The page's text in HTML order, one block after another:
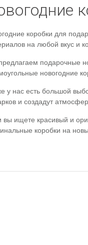
коробки для
на любой вкус и
подарочные
новогодние
у нас есть большой
и создадут
вы ищете красивый и
коробки на